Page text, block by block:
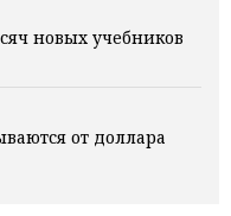
новых учебников
от доллара